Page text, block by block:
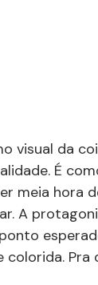
visual da
É
meia hora
A
Pra